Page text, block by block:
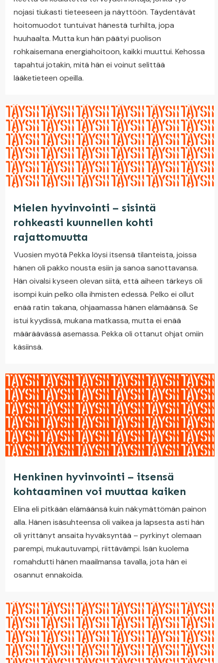
nojasi tiukasti tieteeseen ja näyttöön. Täydentävät
hoitomuodot tuntuivat hänestä turhilta, jopa
huuhaalta. Mutta kun hän päätyi puolison
rohkaisemana energiahoitoon, kaikki muuttui. Kehossa
tapahtui jotakin, mitä hän ei voinut selittää
lääketieteen opeilla.
Mielen hyvinvointi – sisintä
rohkeasti kuunnellen kohti
rajattomuutta
Vuosien myötä Pekka löysi itsensä tilanteista, joissa
hänen oli pakko nousta esiin ja sanoa sanottavansa.
Hän oivalsi kyseen olevan siitä, että aiheen tärkeys oli
isompi kuin pelko olla ihmisten edessä. Pelko ei ollut
enää ratin takana, ohjaamassa hänen elämäänsä. Se
istui kyydissä, mukana matkassa, mutta ei enää
määräävässä asemassa. Pekka oli ottanut ohjat omiin
käsiinsä.
Henkinen hyvinvointi – itsensä
kohtaaminen voi muuttaa kaiken
Elina eli pitkään elämäänsä kuin näkymättömän painon
alla. Hänen isäsuhteensa oli vaikea ja lapsesta asti hän
oli yrittänyt ansaita hyväksyntää – pyrkinyt olemaan
parempi, mukautuvampi, riittävämpi. Isän kuolema
romahdutti hänen maailmansa tavalla, jota hän ei
osannut ennakoida.